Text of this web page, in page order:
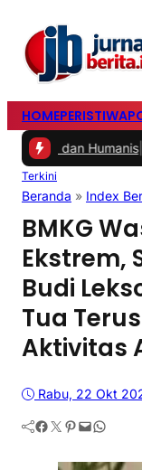
HOMEPERISTIWA
Humanis|#2 -DPRD
Terkini
Beranda » Index
BMKG
Ekstrem,
Budi
Tua
Aktivitas
Rabu, 22 Okt
Facebook Twitter Pinterest Mail WhatsApp